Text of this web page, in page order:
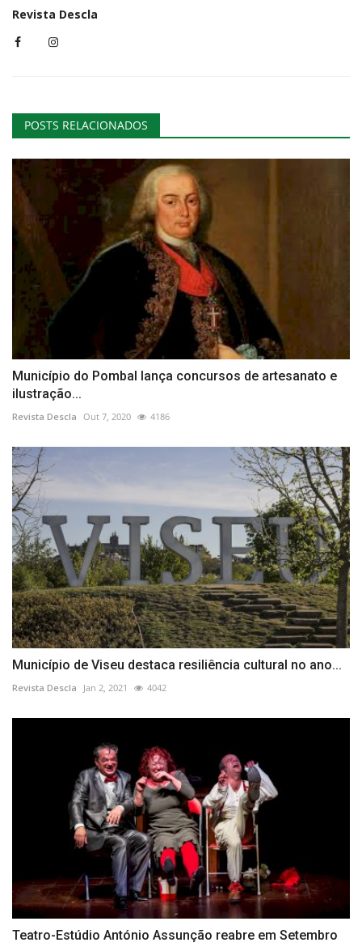
Revista Descla
POSTS RELACIONADOS
Município do Pombal lança concursos de artesanato e
ilustração...
Revista Descla Out 7, 2020 4186
Município de Viseu destaca resiliência cultural no ano...
Revista Descla Jan 2, 2021 4042
Teatro-Estúdio António Assunção reabre em Setembro